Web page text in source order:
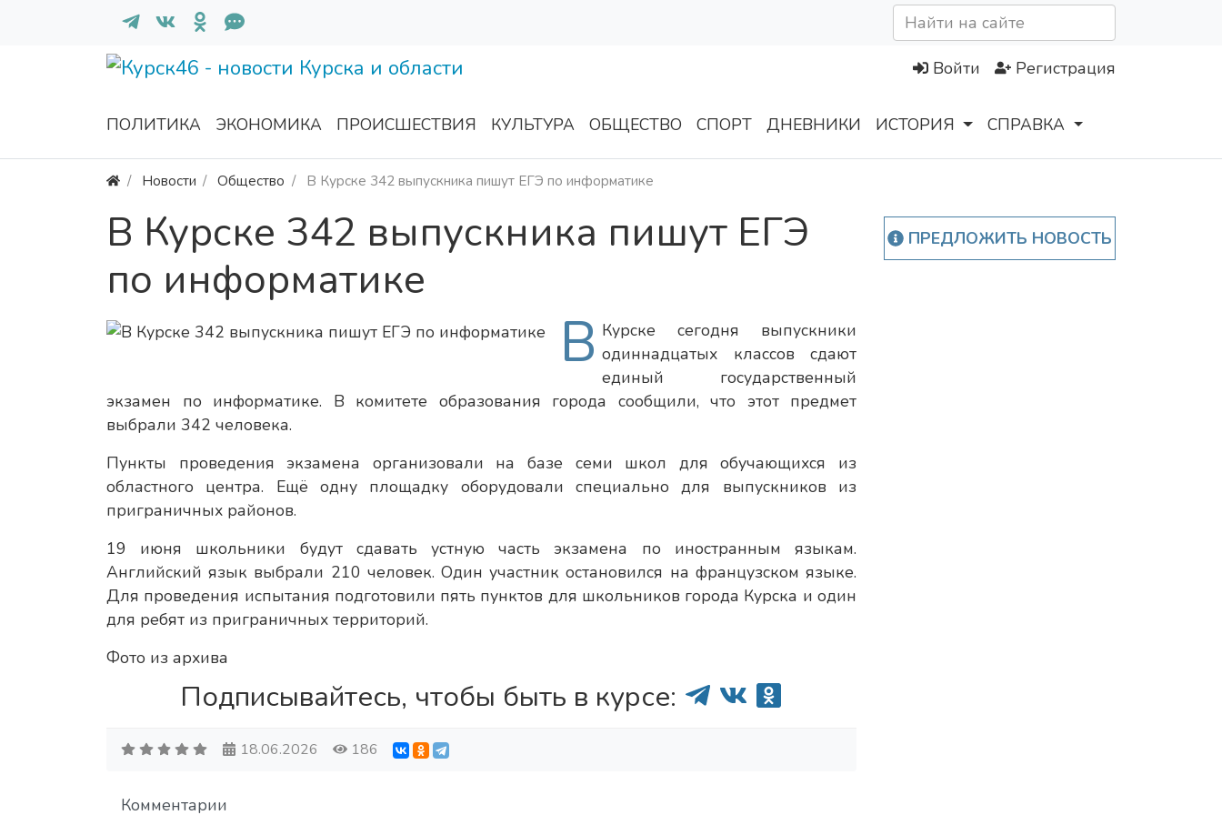
Войти Регистрация
ПОЛИТИКА ЭКОНОМИКА ПРОИСШЕСТВИЯ КУЛЬТУРА ОБЩЕСТВО СПОРТ ДНЕВНИКИ ИСТОРИЯ СПРАВКА
Новости Общество В Курске 342 выпускника пишут ЕГЭ по информатике
В Курске 342 выпускника пишут ЕГЭ
по информатике
В Курске сегодня выпускники
одиннадцатых классов сдают
единый государственный
экзамен по информатике. В комитете образования города сообщили, что этот предмет
выбрали 342 человека.
Пункты проведения экзамена организовали на базе семи школ для обучающихся из
областного центра. Ещё одну площадку оборудовали специально для выпускников из
приграничных районов.
19 июня школьники будут сдавать устную часть экзамена по иностранным языкам.
Английский язык выбрали 210 человек. Один участник остановился на французском языке.
Для проведения испытания подготовили пять пунктов для школьников города Курска и один
для ребят из приграничных территорий.
Фото из архива
Подписывайтесь, чтобы быть в курсе:
18.06.2026 186
Комментарии
ПРЕДЛОЖИТЬ НОВОСТЬ